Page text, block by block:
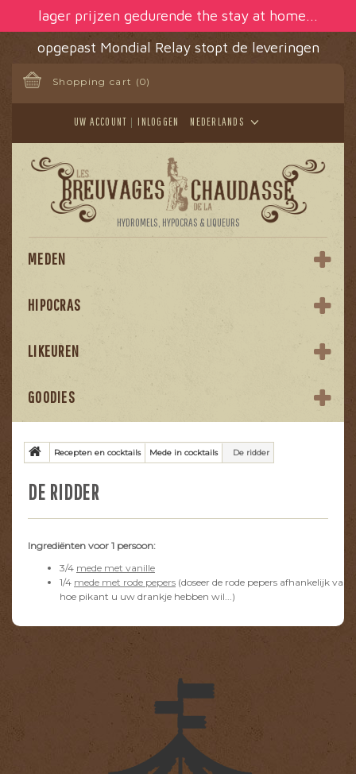
lager prijzen gedurende the stay at home...
opgepast Mondial Relay stopt de leveringen
Shopping cart (0)
NEDERLANDS
INLOGGEN
UW ACCOUNT
HYDROMELS, HYPOCRAS & LIQUEURS
MEDEN
HIPOCRAS
LIKEUREN
GOODIES
Recepten en cocktails Mede in cocktails De ridder
DE RIDDER
Ingrediënten voor 1 persoon:
3/4 mede met vanille
1/4 mede met rode pepers (doseer de rode pepers afhankelijk van
hoe pikant u uw drankje hebben wil...)
Cookies beheer paneel